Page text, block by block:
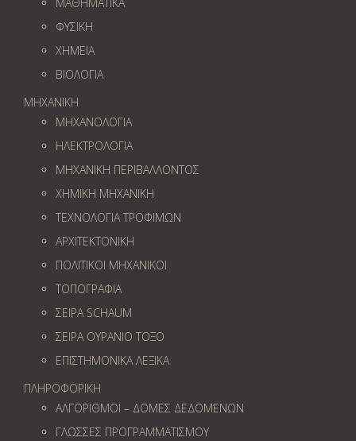
ΦΥΣΙΚΗ
ΧΗΜΕΙΑ
ΒΙΟΛΟΓΙΑ
ΜΗΧΑΝΙΚΗ
ΜΗΧΑΝΟΛΟΓΙΑ
ΗΛΕΚΤΡΟΛΟΓΙΑ
ΜΗΧΑΝΙΚΗ ΠΕΡΙΒΑΛΛΟΝΤΟΣ
ΧΗΜΙΚΗ ΜΗΧΑΝΙΚΗ
ΤΕΧΝΟΛΟΓΙΑ ΤΡΟΦΙΜΩΝ
ΑΡΧΙΤΕΚΤΟΝΙΚΗ
ΠΟΛΙΤΙΚΟΙ ΜΗΧΑΝΙΚΟΙ
ΤΟΠΟΓΡΑΦΙΑ
ΣΕΙΡΑ SCHAUM
ΣΕΙΡΑ ΟΥΡΑΝΙΟ ΤΟΞΟ
ΕΠΙΣΤΗΜΟΝΙΚΑ ΛΕΞΙΚΑ
ΠΛΗΡΟΦΟΡΙΚΗ
ΑΛΓΟΡΙΘΜΟΙ – ΔΟΜΕΣ ΔΕΔΟΜΕΝΩΝ
ΓΛΩΣΣΕΣ ΠΡΟΓΡΑΜΜΑΤΙΣΜΟΥ